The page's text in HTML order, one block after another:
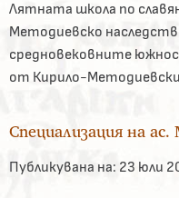
Лятната школа по
Методиевско
средновековните
от Кирило-
Специализация на
Публикувана на: 23 юли